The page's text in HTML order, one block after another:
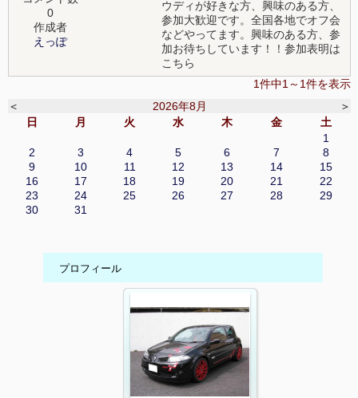
0
作成者
えっぽ
ウディが好きな方、興味のある方、
参加大歓迎です。全国各地でオフ会
などやってます。興味のある方、参
加お待ちしています！！参加表明は
こちら
1件中1～1件を表示
＜
2026年8月
＞
日
月 火 水 木 金
土
1
2
3 4 5 6 7
8
9
10 11 12 13 14
15
16
17 18 19 20 21
22
23
24 25 26 27 28
29
30
31
プロフィール